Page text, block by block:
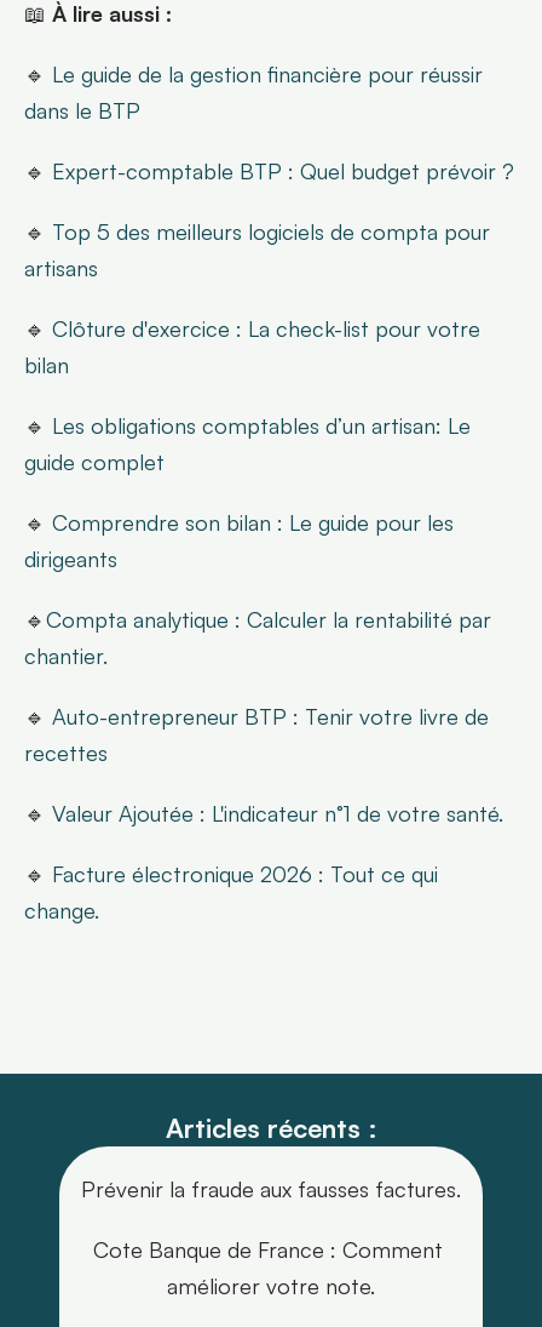
📖 À lire aussi :
🔹 Le guide de la gestion financière pour réussir
dans le BTP
🔹 Expert-comptable BTP : Quel budget prévoir ?
🔹 Top 5 des meilleurs logiciels de compta pour
artisans
🔹 Clôture d'exercice : La check-list pour votre
bilan
🔹 Les obligations comptables d’un artisan: Le
guide complet
🔹 Comprendre son bilan : Le guide pour les
dirigeants
🔹Compta analytique : Calculer la rentabilité par
chantier.
🔹 Auto-entrepreneur BTP : Tenir votre livre de
recettes
🔹 Valeur Ajoutée : L'indicateur n°1 de votre santé.
🔹 Facture électronique 2026 : Tout ce qui
change.
Articles récents :
Prévenir la fraude aux fausses factures.
Cote Banque de France : Comment
améliorer votre note.